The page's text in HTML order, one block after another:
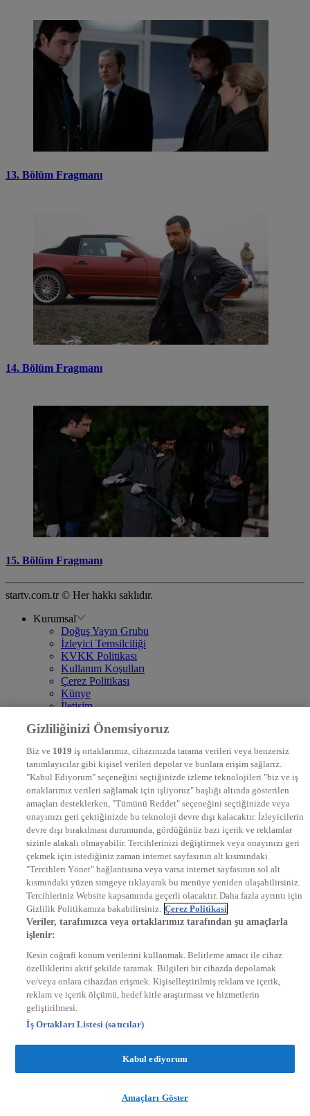
13. Bölüm Fragmanı
14. Bölüm Fragmanı
15. Bölüm Fragmanı
startv.com.tr © Her hakkı saklıdır.
Kurumsal
Doğuş Yayın Grubu
İzleyici Temsilciliği
KVKK Politikası
Kullanım Koşulları
Çerez Politikası
Künye
İletişim
DYG Televizyonlar
STAR
EURO STAR
KRAL POP TV
DYG Radyolar
NTV RADYO
KRAL FM
KRAL POP
EKSEN
VOYAGE
DYG Dijital
ntv.com.tr
ntvspor.net
secim.ntv.com.tr
startv.com.tr
kralmuzik.com.tr
Gizliliğinizi Önemsiyoruz
Biz ve 1019 iş ortaklarımız, cihazınızda tarama verileri veya benzersiz
tanımlayıcılar gibi kişisel verileri depolar ve bunlara erişim sağlarız.
"Kabul Ediyorum" seçeneğini seçtiğinizde izleme teknolojileri "biz ve iş
ortaklarımız verileri sağlamak için işliyoruz" başlığı altında gösterilen
amaçları desteklerken, "Tümünü Reddet" seçeneğini seçtiğinizde veya
onayınızı geri çektiğinizde bu teknoloji devre dışı kalacaktır. İzleyicilerin
devre dışı bırakılması durumunda, gördüğünüz bazı içerik ve reklamlar
sizinle alakalı olmayabilir. Tercihlerinizi değiştirmek veya onayınızı geri
çekmek için istediğiniz zaman internet sayfasının alt kısmındaki
"Tercihleri Yönet" bağlantısına veya varsa internet sayfasının sol alt
kısmındaki yüzen simgeye tıklayarak bu menüye yeniden ulaşabilirsiniz.
Tercihleriniz Website kapsamında geçerli olacaktır. Daha fazla ayrıntı için
Gizlilik Politikamıza bakabilirsiniz. Çerez Politikasi
Veriler, tarafımızca veya ortaklarımız tarafından şu amaçlarla
işlenir:
Kesin coğrafi konum verilerini kullanmak. Belirleme amacı ile cihaz
özelliklerini aktif şekilde taramak. Bilgileri bir cihazda depolamak
ve/veya onlara cihazdan erişmek. Kişiselleştirilmiş reklam ve içerik,
reklam ve içerik ölçümü, hedef kitle araştırması ve hizmetlerin
geliştirilmesi.
İş Ortakları Listesi (satıcılar)
Kabul ediyorum
Amaçları Göster